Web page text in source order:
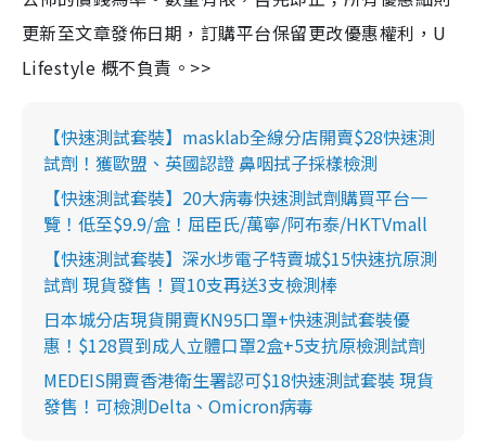
更新至文章發佈日期，訂購平台保留更改優惠權利，U
Lifestyle 概不負責。>>
【快速測試套裝】masklab全線分店開賣$28快速測
試劑！獲歐盟、英國認證 鼻咽拭子採樣檢測
【快速測試套裝】20大病毒快速測試劑購買平台一
覽！低至$9.9/盒！屈臣氏/萬寧/阿布泰/HKTVmall
【快速測試套裝】深水埗電子特賣城$15快速抗原測
試劑 現貨發售！買10支再送3支檢測棒
日本城分店現貨開賣KN95口罩+快速測試套裝優
惠！$128買到成人立體口罩2盒+5支抗原檢測試劑
MEDEIS開賣香港衛生署認可$18快速測試套裝 現貨
發售！可檢測Delta、Omicron病毒